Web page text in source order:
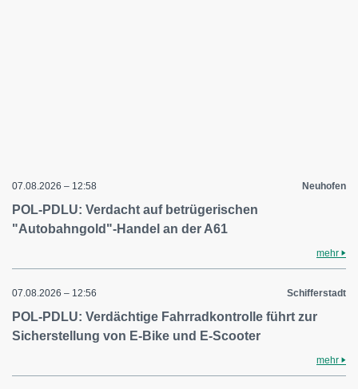
07.08.2026 – 12:58 Neuhofen
POL-PDLU: Verdacht auf betrügerischen
"Autobahngold"-Handel an der A61
mehr
07.08.2026 – 12:56 Schifferstadt
POL-PDLU: Verdächtige Fahrradkontrolle führt zur
Sicherstellung von E-Bike und E-Scooter
mehr